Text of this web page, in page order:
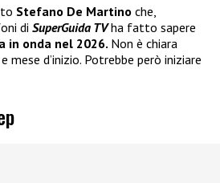
Stefano De Martino che,
di SuperGuida TVha fatto sapere
in onda nel 2026. Non è chiara
mese d’inizio. Potrebbe però iniziare